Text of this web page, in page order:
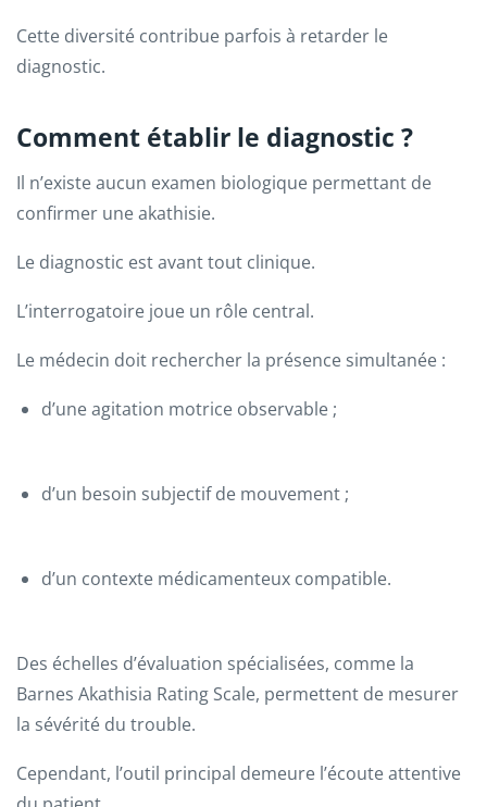
Cette diversité contribue parfois à retarder le
diagnostic.
Comment établir le diagnostic ?
Il n’existe aucun examen biologique permettant de
confirmer une akathisie.
Le diagnostic est avant tout clinique.
L’interrogatoire joue un rôle central.
Le médecin doit rechercher la présence simultanée :
d’une agitation motrice observable ;
d’un besoin subjectif de mouvement ;
d’un contexte médicamenteux compatible.
Des échelles d’évaluation spécialisées, comme la
Barnes Akathisia Rating Scale, permettent de mesurer
la sévérité du trouble.
Cependant, l’outil principal demeure l’écoute attentive